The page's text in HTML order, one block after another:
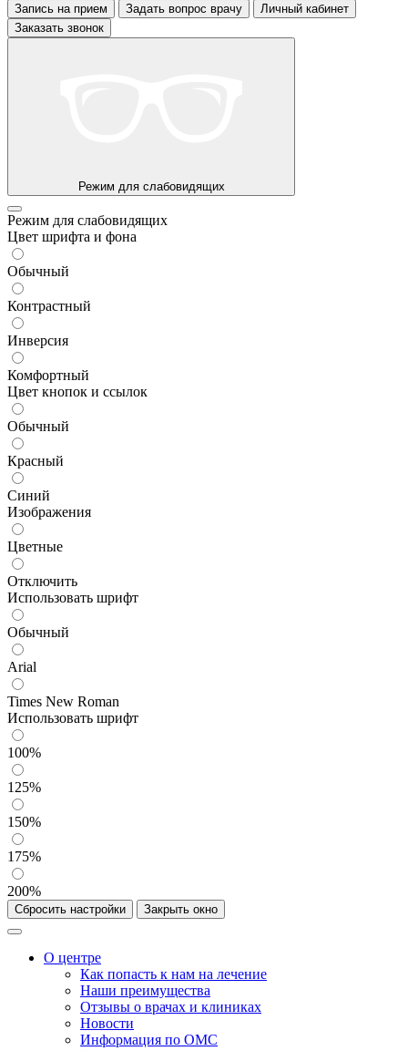
Запись на прием Задать вопрос врачу
Личный кабинет
Заказать звонок
Режим для слабовидящих
Режим для слабовидящих
Цвет шрифта и фона
Обычный
Контрастный
Инверсия
Комфортный
Цвет кнопок и ссылок
Обычный
Красный
Синий
Изображения
Цветные
Отключить
Использовать шрифт
Обычный
Arial
Times New Roman
Использовать шрифт
100%
125%
150%
175%
200%
Сбросить настройки Закрыть окно
О центре
Как попасть к нам на лечение
Наши преимущества
Отзывы о врачах и клиниках
Новости
Информация по ОМС